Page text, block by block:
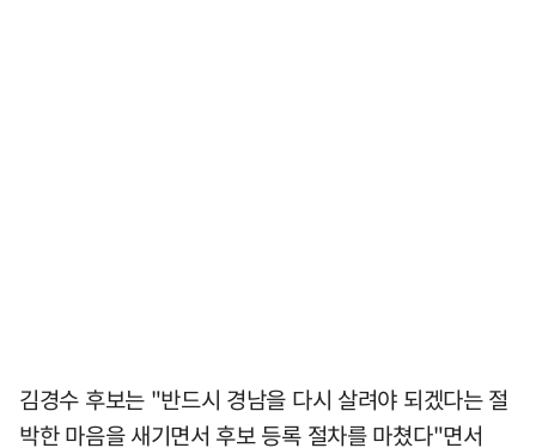
김경수 후보는 "반드시 경남을 다시 살려야 되겠다는 절
박한 마음을 새기면서 후보 등록 절차를 마쳤다"면서